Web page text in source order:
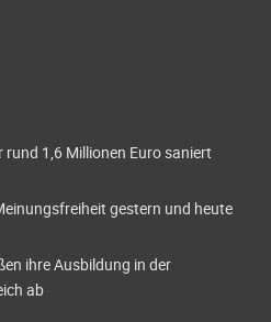
1,6 Millionen Euro saniert
gestern und heute
ihre Ausbildung in der
ab